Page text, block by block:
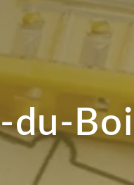
du-